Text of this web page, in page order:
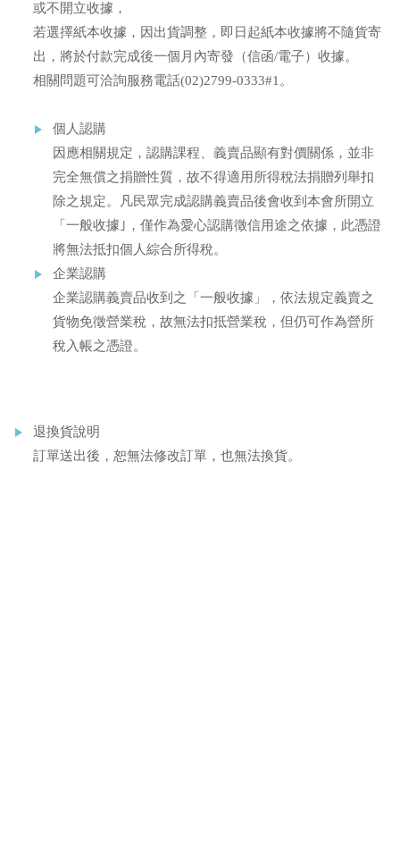
或不開立收據，
若選擇紙本收據，因出貨調整，即日起紙本收據將不隨貨寄
出，將於付款完成後一個月內寄發（信函/電子）收據。
相關問題可洽詢服務電話(02)2799-0333#1。
個人認購
因應相關規定，認購課程、義賣品顯有對價關係，並非
完全無償之捐贈性質，故不得適用所得稅法捐贈列舉扣
除之規定。凡民眾完成認購義賣品後會收到本會所開立
「一般收據｣，僅作為愛心認購徵信用途之依據，此憑證
將無法抵扣個人綜合所得稅。
企業認購
企業認購義賣品收到之「一般收據」，依法規定義賣之
貨物免徵營業稅，故無法扣抵營業稅，但仍可作為營所
稅入帳之憑證。
退換貨說明
訂單送出後，恕無法修改訂單，也無法換貨。